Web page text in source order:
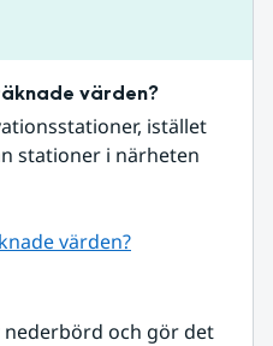
värden?
istället
stationer i närheten
värden?
nederbörd och gör det